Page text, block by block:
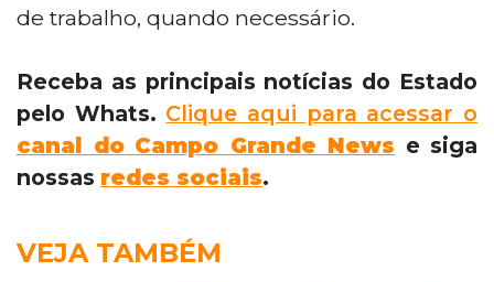
de trabalho, quando necessário.
Receba as principais notícias do Estado
pelo Whats. Clique aqui para acessar o
canal do Campo Grande News e siga
nossas redes sociais.
VEJA TAMBÉM